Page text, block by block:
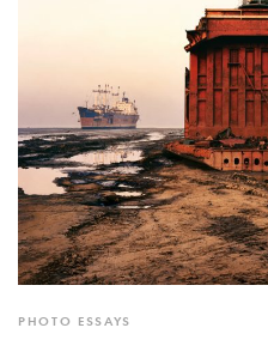
PHOTO ESSAYS